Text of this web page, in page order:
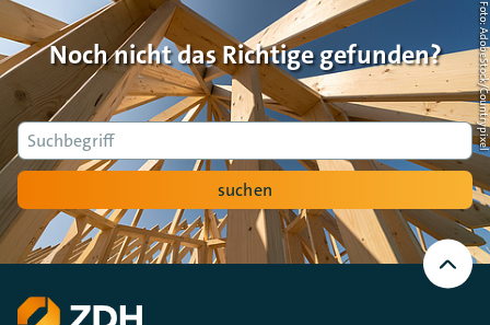
Noch nicht das Richtige gefunden?
Suche
suchen
Foto: AdobeStock/Countrypixel
Nach
oben
Scrollen